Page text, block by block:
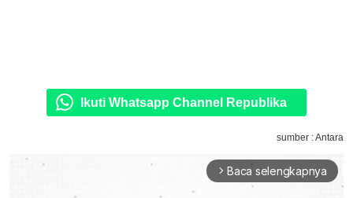
Ikuti Whatsapp Channel Republika
sumber : Antara
arrow_forward_ios Baca selengkapnya